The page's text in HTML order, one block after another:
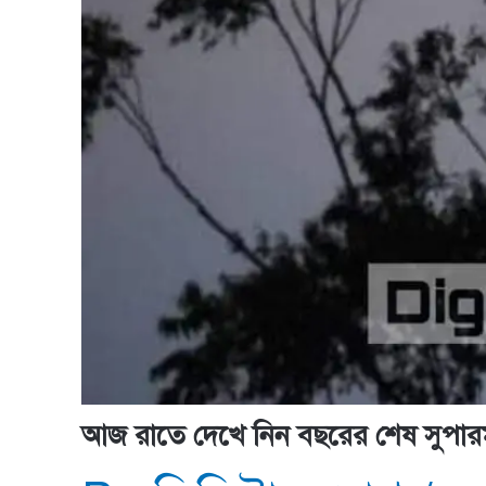
আজ রাতে দেখে নিন বছরের শেষ